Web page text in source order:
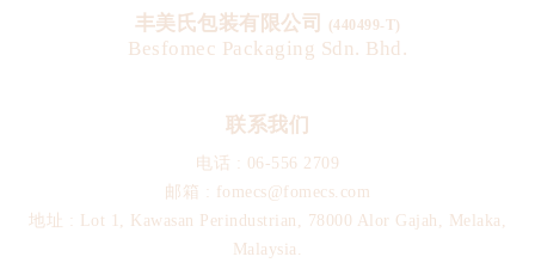
丰美氏包装有限公司
(440499-T)
Besfomec Packaging Sdn. Bhd.
联系我们
电话 : 06-556 2709
邮箱 : fomecs@fomecs.com
地址 : Lot 1, Kawasan Perindustrian, 78000 Alor Gajah, Melaka,
Malaysia.